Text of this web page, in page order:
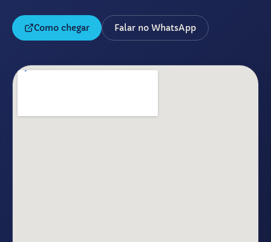
Como chegar Falar no WhatsApp